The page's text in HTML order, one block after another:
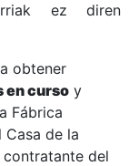
ez diren
obtener
en curso y
Fábrica
Casa de la
del